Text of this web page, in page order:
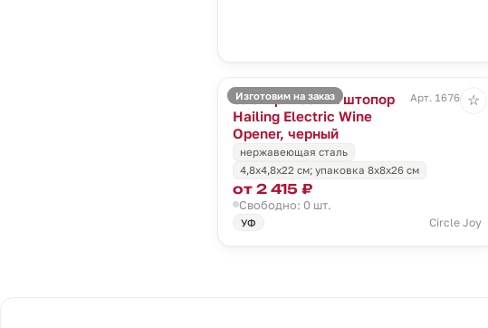
Изготовим на заказ
Электрический штопор
Hailing Electric Wine
Opener, черный
Арт. 16766.30
нержавеющая сталь
4,8x4,8x22 см; упаковка 8х8х26 см
от 2 415 ₽
Свободно: 0 шт.
УФ Circle Joy
☆